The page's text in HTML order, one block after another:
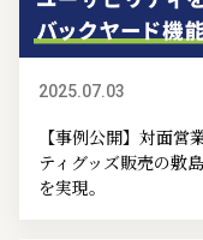
2025.07.03
【事例公開】対面営
ティグッズ販売の敷
を実現。